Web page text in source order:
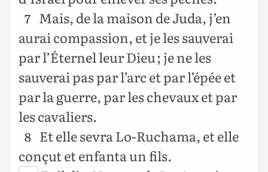
7 Mais, de la maison de Juda, j’en
aurai compassion, et je les sauverai
par l’Éternel leur Dieu ; je ne les
sauverai pas par l’arc et par l’épée et
par la guerre, par les chevaux et par
les cavaliers.
8 Et elle sevra Lo-Ruchama, et elle
conçut et enfanta un fils.